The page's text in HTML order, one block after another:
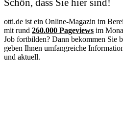
Schön, dass Sie hier sind!
otti.de ist ein Online-Magazin im
mit rund 260.000 Pageviews im
Job fortbilden? Dann bekommen Sie
geben Ihnen umfangreiche
und aktuell.